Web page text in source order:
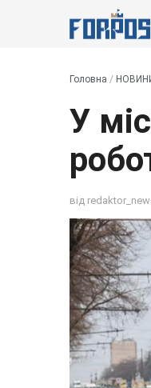
Головна /
У
від